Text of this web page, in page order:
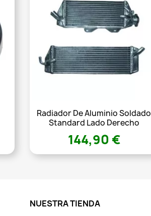
Radiador De Aluminio Soldado
Standard Lado Derecho
144,90 €
NUESTRA TIENDA